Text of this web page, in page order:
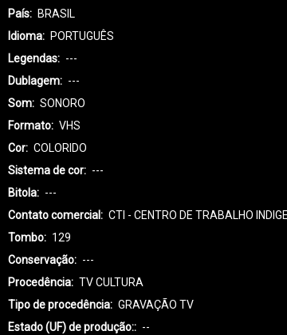
País
BRASIL
Idioma
PORTUGUÊS
Legendas
---
Dublagem
---
Som
SONORO
Formato
VHS
Cor
COLORIDO
Sistema de cor
---
Bitola
---
Contato comercial
CTI - CENTRO DE TRABALHO
Tombo
129
Conservação
---
Procedência
TV CULTURA
Tipo de procedência
GRAVAÇÃO TV
Estado (UF) de produção:
--